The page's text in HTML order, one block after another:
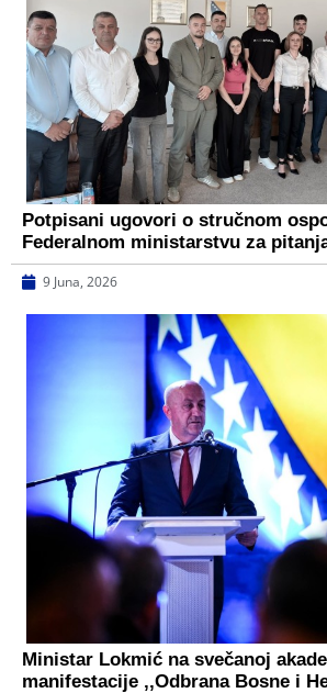
Potpisani ugovori o stručnom
Federalnom ministarstvu za
9 Juna, 2026
Ministar Lokmić na svečanoj
manifestacije ,,Odbrana Bosne i